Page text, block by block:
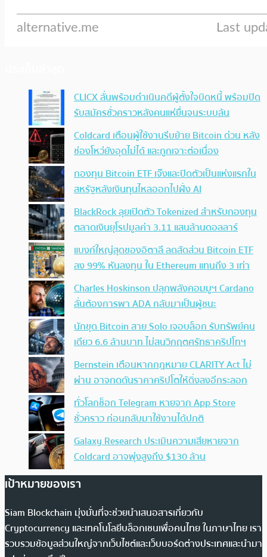
CLICX ลั่นพร้อมดำเนินคดีผู้ตั้งใจบิดหนี้ พร้อมปิด
รับสมัครชั่วคราวหลังคนแห่ยื่นจนระบบล้น
Coldcard เตือนผู้ใช้งานรีบย้าย Bitcoin ด่วน หลัง
ช่องโหว่ยังอุดไม่ได้ และถูกเจาะต่อเนื่อง
กองทุน Bitcoin ETF เจ๊งและปิดตัวเป็นแห่งแรกใน
สหรัฐหลังเงินทุนไหลออกไปฝั่ง AI
BlackRock ลุยเปิดตัว Tokenized สำหรับกองทุน
ตลาดเงินยุโรปมูลค่า 3.11 แสนล้านดอลลาร์
แบงก์ใหญ่สุดของอิตาลี ลดสัดส่วน Bitcoin ETF
ลง 99% หันลงทุน ใน Ethereum แทนถึง 3 เท่า
Charles Hoskinson ปลุกพลังคอมมูฯ Cardano
ลั่นต้องการพา ADA กลับมาเป็นผู้ชนะ
นักขุด Bitcoin สาย Solo เจอบล็อก รับทรัพย์คน
เดียว 6.6 ล้านบาท ไม่สนวิกฤตศรัทธาคริปโทฯ
Bernstein เตือนหากกฎหมาย CLARITY Act ไม่
ผ่าน อาจกดดันราคาคริปโตให้ดิ่งลงอีกระลอก
ทั่วโลกช็อก Telegram หายจาก App Store
ชั่วคราว ก่อนกลับมาใช้งานได้ปกติ
Galaxy Research ประเมินความเสียหายจาก
Coldcard อาจพุ่งสูงถึง $130 ล้าน
เป้าหมายของเรา
Siam Blockchain มุ่งมั่นที่จะช่วยนำเสนอสารเกี่ยวกับ
Cryptocurrency และเทคโนโลยีบล็อกเชนเพื่อคนไทย ในภาษาไทย เรา
รวบรวมข้อมูลส่วนใหญ่จากเว็บไซต์และเว็บบอร์ดต่างประเทศและนำมา